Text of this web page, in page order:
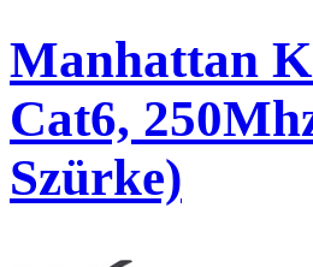
Manhattan
Cat6,
Szürke)